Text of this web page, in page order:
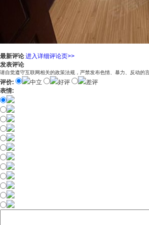
最新评论 进入详细评论页>>
发表评论
请自觉遵守互联网相关的政策法规，严禁发布色情、暴力、反动的言
评价: 中立 好评
差评
表情: